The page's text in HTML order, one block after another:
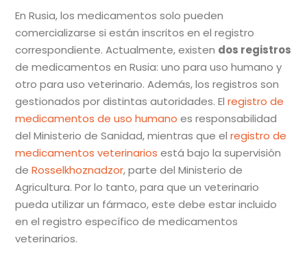
En Rusia, los medicamentos solo pueden
comercializarse si están inscritos en el registro
correspondiente. Actualmente, existen dos registros
de medicamentos en Rusia: uno para uso humano y
otro para uso veterinario. Además, los registros son
gestionados por distintas autoridades. Elregistro de
medicamentos de uso humano es responsabilidad
del Ministerio de Sanidad, mientras que elregistro de
medicamentos veterinarios está bajo la supervisión
deRosselkhoznadzor, parte del Ministerio de
Agricultura. Por lo tanto, para que un veterinario
pueda utilizar un fármaco, este debe estar incluido
en el registro específico de medicamentos
veterinarios.